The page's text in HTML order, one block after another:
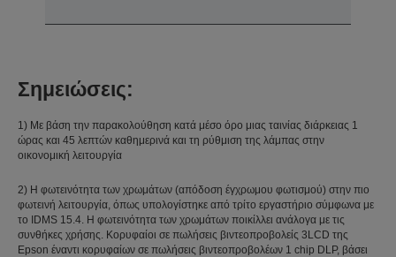
Σημειώσεις:
1) Με βάση την παρακολούθηση κατά μέσο όρο μιας ταινίας διάρκειας 1
ώρας και 45 λεπτών καθημερινά και τη ρύθμιση της λάμπας στην
οικονομική λειτουργία
2) Η φωτεινότητα των χρωμάτων (απόδοση έγχρωμου φωτισμού) στην πιο
φωτεινή λειτουργία, όπως υπολογίστηκε από τρίτο εργαστήριο σύμφωνα με
το IDMS 15.4. Η φωτεινότητα των χρωμάτων ποικίλλει ανάλογα με τις
συνθήκες χρήσης. Κορυφαίοι σε πωλήσεις βιντεοπροβολείς 3LCD της
Epson έναντι κορυφαίων σε πωλήσεις βιντεοπροβολέων 1 chip DLP, βάσει